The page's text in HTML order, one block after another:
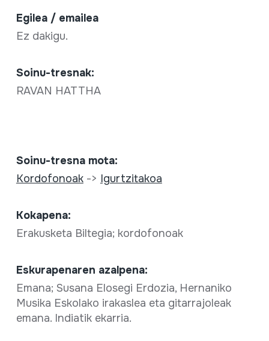
Egilea / emailea
Ez dakigu.
Soinu-tresnak:
RAVAN HATTHA
Soinu-tresna mota:
Kordofonoak-> Igurtzitakoa
Kokapena:
Erakusketa Biltegia; kordofonoak
Eskurapenaren azalpena:
Emana; Susana Elosegi Erdozia, Hernaniko
Musika Eskolako irakaslea eta gitarrajoleak
emana. Indiatik ekarria.